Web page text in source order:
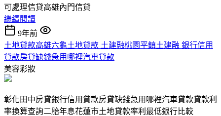
可處理信貸高雄內門信貸
繼續閱讀
9年前
土地貸款高雄六龜土地貸款 土建融桃園平鎮土建融 銀行信用
貸款房貸缺錢急用哪裡汽車貸款
美容彩妝
彰化田中房貸銀行信用貸款房貸缺錢急用哪裡汽車貸款貸款利
率換算查詢二胎年息花蓮市土地貸款率利最低銀行比較